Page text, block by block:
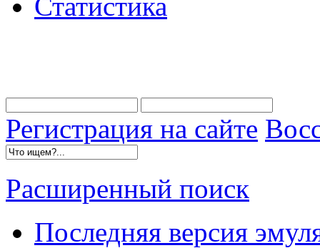
Регистрация на сайте
Расширенный поиск
Последняя версия